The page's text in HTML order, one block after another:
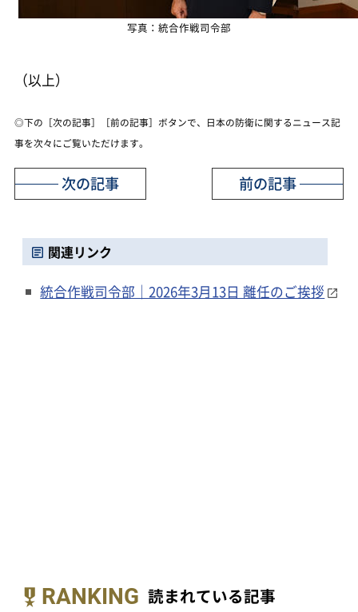
写真：統合作戦司令部
（以上）
◎下の［次の記事］［前の記事］ボタンで、日本の防衛に関するニュース記
事を次々にご覧いただけます。
前の記事
次の記事
関連リンク
統合作戦司令部｜2026年3月13日 離任のご挨拶
RANKING 読まれている記事